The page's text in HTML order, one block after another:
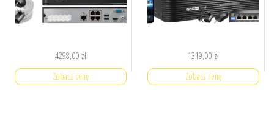
4298,00 zł
Zobacz cenę
1319,00 zł
Zobacz cenę